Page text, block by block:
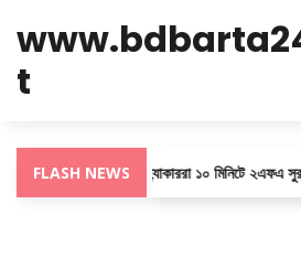
t
FLASH NEWS
নতুন ক্রোম সতর্কতা: হ্যাকাররা ১০ মিনিটে ২এফএ সুরক্ষা